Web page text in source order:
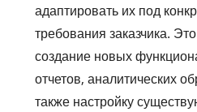
адаптировать их под
требования заказчика.
создание новых
отчетов, аналитических
также настройку